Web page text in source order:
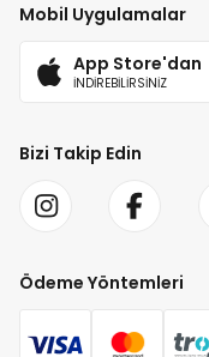
Mobil Uygulamalar
App Store'dan
İNDİREBİLİRSİNİZ
Bizi Takip Edin
Ödeme Yöntemleri